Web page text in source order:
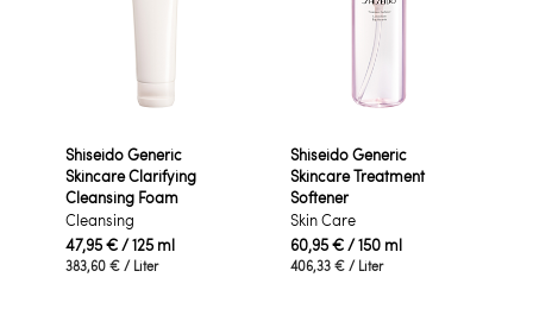
Shiseido Generic
Skincare Clarifying
Cleansing Foam
Cleansing
47,95 €/ 125 ml
383,60 € / Liter
Shiseido Generic
Skincare Treatment
Softener
Skin Care
60,95 €/ 150 ml
406,33 € / Liter